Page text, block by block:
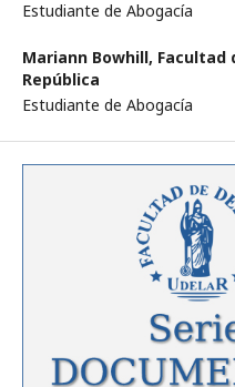
Estudiante de Abogacía
Mariann Bowhill, Facultad
República
Estudiante de Abogacía